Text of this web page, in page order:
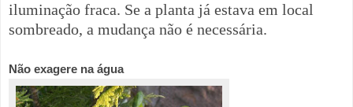
iluminação fraca. Se a planta já estava em local
sombreado, a mudança não é necessária.
Não exagere na água